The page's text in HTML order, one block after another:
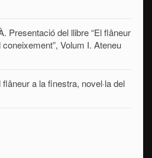
Presentació del llibre “El flâneur
Volum I. Ateneu
a la finestra, novel·la del